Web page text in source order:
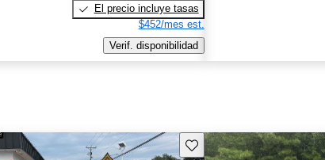
El precio incluye tasas
$452/mes est.
Verif. disponibilidad
Guarda este Aviso